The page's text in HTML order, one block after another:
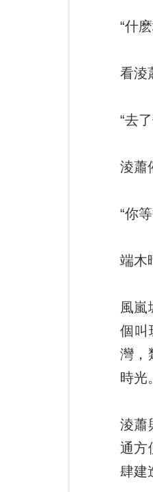
“什
看淩
“去
淩蕭
“你
端木
風嵐
個叫
灣，
時光。
淩蕭
通方
肆建